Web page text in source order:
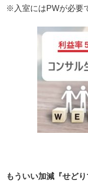
※入室にはPWが必要
もういい加減『せど